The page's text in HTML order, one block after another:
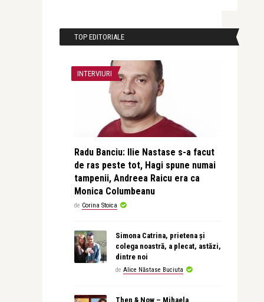
TOP EDITORIALE
INTERVIURI
Radu Banciu: Ilie Nastase s-a facut
de ras peste tot, Hagi spune numai
tampenii, Andreea Raicu era ca
Monica Columbeanu
de Corina Stoica
Simona Catrina, prietena și
colega noastră, a plecat, astăzi,
dintre noi
de Alice Năstase Buciuta
Then & Now – Mihaela